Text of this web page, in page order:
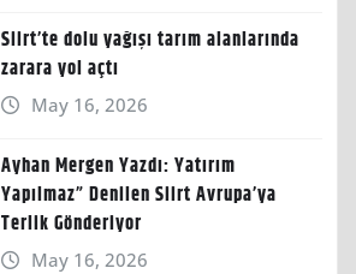
Siirt’te dolu yağışı tarım alanlarında
zarara yol açtı
May 16, 2026
Ayhan Mergen Yazdı: Yatırım
Yapılmaz” Denilen Siirt Avrupa’ya
Terlik Gönderiyor
May 16, 2026